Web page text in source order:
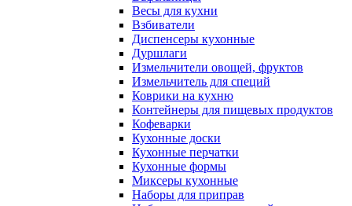
Весы для кухни
Взбиватели
Диспенсеры кухонные
Дуршлаги
Измельчители овощей, фруктов
Измельчитель для специй
Коврики на кухню
Контейнеры для пищевых продуктов
Кофеварки
Кухонные доски
Кухонные перчатки
Кухонные формы
Миксеры кухонные
Наборы для приправ